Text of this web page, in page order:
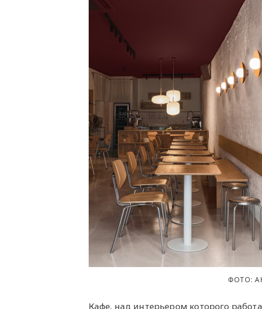
ФОТО:
Кафе, над интерьером которого